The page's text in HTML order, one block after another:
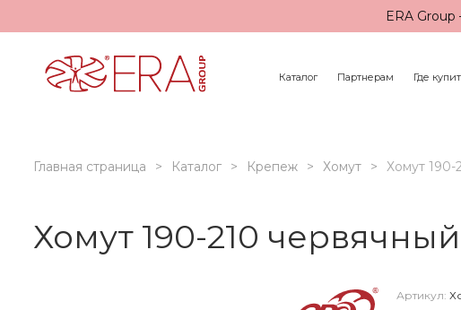
ERA
Каталог Партнерам Где
Главная страница Каталог Крепеж Хомут Хомут 190-
Хомут 190-210
Артикул: